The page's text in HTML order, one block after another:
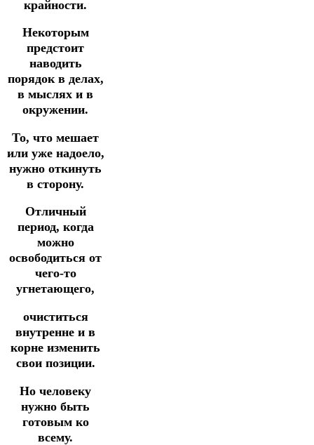
крайности.
Некоторым
предстоит
наводить
порядок в делах,
в мыслях и в
окружении.
То, что мешает
или уже надоело,
нужно откинуть
в сторону.
Отличный
период, когда
можно
освободиться от
чего-то
угнетающего,
очиститься
внутренне и в
корне изменить
свои позиции.
Но человеку
нужно быть
готовым ко
всему.